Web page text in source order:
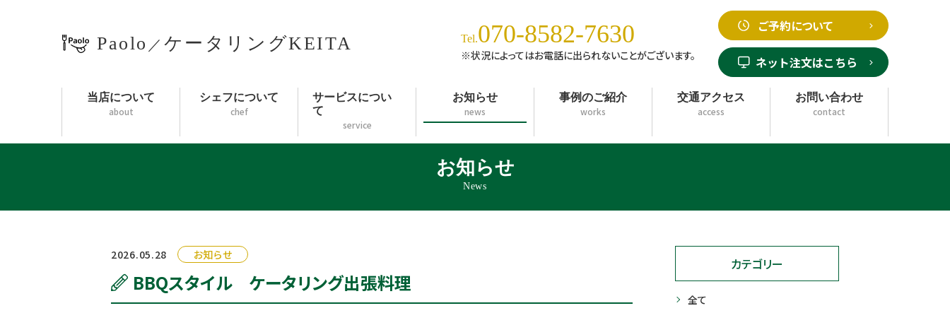
Paolo ／ ケータリングKEITA Tel.070-8582-7630
※状況によってはお電話に出られないことがございます。
ご予約について
ネット注文はこちら
当店について
about
シェフについて
chef
サービスについ
て
service
お知らせ
news
事例のご紹介
works
交通アクセス
access
お問い合わせ
contact
お知らせ
News
2026.05.28 お知らせ
BBQスタイル ケータリング出張料理
カテゴリー
全て